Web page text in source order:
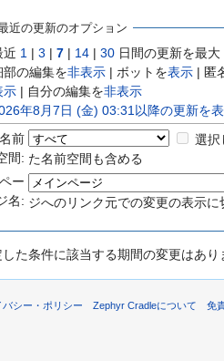
近の更新のオプション
近 1 | 3 | 7 | 14 | 30 日間の更新を最大
部の編集を非表示 | ボットを表示 | 匿
示 | 自分の編集を非表示
年8月7日 (金) 03:31以降の更新を
名前
間:
選択
た名前空間も含める
ペー
名: ジへのリンク元での変更の表示に
した条件に該当する期間の変更はあり
バシー・ポリシー Zephyr Cradleについて 免